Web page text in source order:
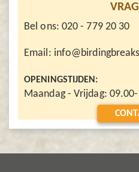
Bel ons: 020 - 779 20 30
Email:
OPENINGSTIJDEN:
Maandag - Vrijdag: